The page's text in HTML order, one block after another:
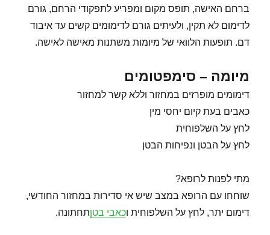
ברחם האישה, תופס מקום ומפריע לתפקודי הרחם, גורם
לדימום לא תקין, ולעיתים גורם לדימומים קשים עד איבוד
דם. תופעות הלוואי של מיומות משתנות מאישה לאישה.
מיומה – סימפטומים
דימומים מופרזים במחזור וללא קשר למחזור
כאבים בעת קיום יחסי מין
לחץ על השלפוחית
לחץ על הבטן ונפיחות הבטן
מתי לפנות לרופא?
שוחחו עם הרופא במצב שיש אי סדירות במחזור החודשי,
דימום יתר, לחץ על השלפוחית וכאבי בטןתחתונה.